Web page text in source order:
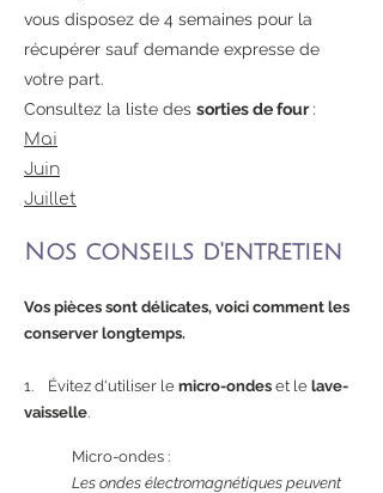
vous disposez de 4 semaines pour la
récupérer sauf demande expresse de
votre part.
Consultez la liste des sorties de four:
Mai
Juin
Juillet
Nos conseils d'entretien
Vos pièces sont délicates, voici comment les
conserver longtemps.
1. Évitez d'utiliser le micro-ondes et le lave-
vaisselle.
Micro-ondes :
Les ondes électromagnétiques peuvent